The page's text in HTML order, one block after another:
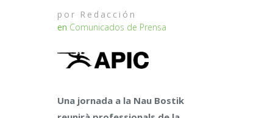
por Redacción
en Comunicados de Prensa
Una jornada a la Nau Bostik